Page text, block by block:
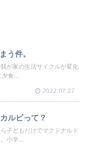
う件。
が家の生活サイクルが変化
夕食...
2022.07.27
ルビって？
子どもだけでマクドナルド
小学...